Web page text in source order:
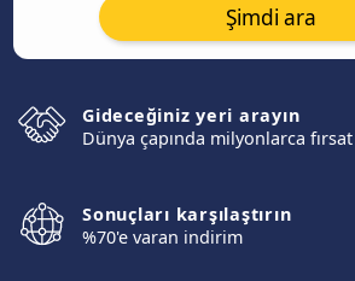
Şimdi ara
Gideceğiniz yeri arayın
Dünya çapında milyonlarca fırsat
Sonuçları karşılaştırın
%70'e varan indirim